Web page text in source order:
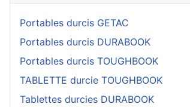
Portables durcis GETAC
Portables durcis DURABOOK
Portables durcis TOUGHBOOK
TABLETTE durcie TOUGHBOOK
Tablettes durcies DURABOOK